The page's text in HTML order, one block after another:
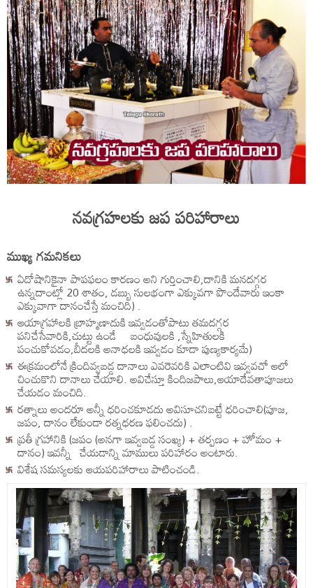
నవగ్రహలకు జప పరిహారాలు
ముఖ్య గమనికలు
ఏదోషానికైనా పాపఫలం కారణం అని గుర్తించాలి,దానికి మనదగ్గర
ఉన్నదాంట్లో 20 శాతం, డబ్బు సులభంగా ఎక్కువగా పొందేవారు ఇంకా
ఎక్కువాగా దానంచేస్తే మంచిది) .
ఆయాగ్రహాలకి బ్రాహ్మణాదుకి ఇవ్వడంతోపాటు తమదగ్గర
పనిచేసేవారికి,చుట్టు ఉండే బంధువులకి ,స్నేహితులకి
పంచుకోవడం,బీదలకి అనాధలకి ఇవ్వడం కూడా పుణ్యకార్యమే)
ఈక్రమంలోనే క్రిందివ్వబడ్డ దానాలు ఎవరెవరికి ఎలాంటివి ఇవ్వవచో ఆలో
చించుకొని దానాలు చేయాలి. అవిచేస్తూ కిందిజపాలు,ఆయాదేవతాపూజలు
చేయడం మంచిది.
రత్నాలు అందరూ అన్నీ ధరించకూడదు అవిసూచనిబట్టే ధరించాలి(పూజ,
జపం, దానం లేకుండా రత్నధరణ ఫలించదు) .
ప్రతీ గ్రహానికి (జపం (అనగా ఇవ్వబడ్డ సంఖ్య) + తర్పణం + హోమం +
దానం) ఇవన్నీ చేయడాన్ని మాములు పరిహారం అంటారు.
విశేష సమస్యలకు ఆయపరిహారాలు పాటించండి.